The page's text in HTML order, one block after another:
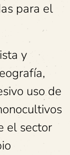
para el
y
uso de
el sector